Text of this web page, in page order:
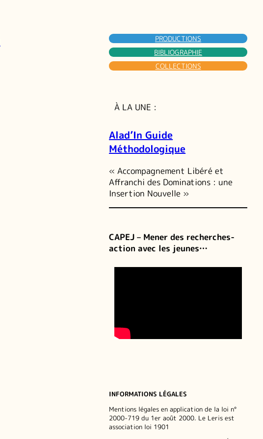
PRODUCTIONS
BIBLIOGRAPHIE
COLLECTIONS
À LA UNE :
Alad’In Guide
Méthodologique
« Accompagnement Libéré et
Affranchi des Dominations : une
Insertion Nouvelle »
CAPEJ – Mener des recherches-
action avec les jeunes…
INFORMATIONS LÉGALES
Mentions légales en application de la loi n°
2000-719 du 1er août 2000. Le Leris est
association loi 1901